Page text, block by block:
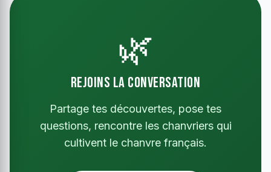
🌿
REJOINS LA CONVERSATION
Partage tes découvertes, pose tes
questions, rencontre les chanvriers qui
cultivent le chanvre français.